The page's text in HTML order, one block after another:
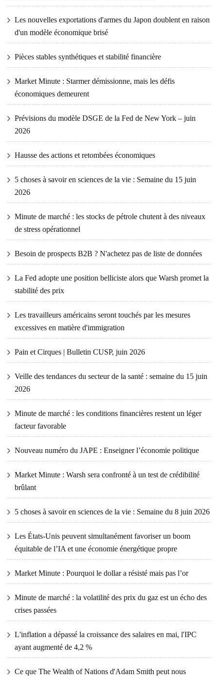
Les nouvelles exportations d'armes du Japon doublent en raison
d'un modèle économique brisé
Pièces stables synthétiques et stabilité financière
Market Minute : Starmer démissionne, mais les défis
économiques demeurent
Prévisions du modèle DSGE de la Fed de New York – juin
2026
Hausse des actions et retombées économiques
5 choses à savoir en sciences de la vie : Semaine du 15 juin
2026
Minute de marché : les stocks de pétrole chutent à des niveaux
de stress opérationnel
Besoin de prospects B2B ? N'achetez pas de liste de données
La Fed adopte une position belliciste alors que Warsh promet la
stabilité des prix
Les travailleurs américains seront touchés par les mesures
excessives en matière d'immigration
Pain et Cirques | Bulletin CUSP, juin 2026
Veille des tendances du secteur de la santé : semaine du 15 juin
2026
Minute de marché : les conditions financières restent un léger
facteur favorable
Nouveau numéro du JAPE : Enseigner l’économie politique
Market Minute : Warsh sera confronté à un test de crédibilité
brûlant
5 choses à savoir en sciences de la vie : Semaine du 8 juin 2026
Les États-Unis peuvent simultanément favoriser un boom
équitable de l’IA et une économie énergétique propre
Market Minute : Pourquoi le dollar a résisté mais pas l’or
Minute de marché : la volatilité des prix du gaz est un écho des
crises passées
L'inflation a dépassé la croissance des salaires en mai, l'IPC
ayant augmenté de 4,2 %
Ce que The Wealth of Nations d'Adam Smith peut nous